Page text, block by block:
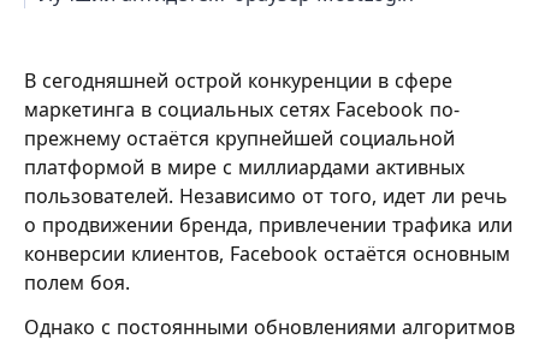
В сегодняшней острой конкуренции в сфере
маркетинга в социальных сетях Facebook по-
прежнему остаётся крупнейшей социальной
платформой в мире с миллиардами активных
пользователей. Независимо от того, идет ли речь
о продвижении бренда, привлечении трафика или
конверсии клиентов, Facebook остаётся основным
полем боя.
Однако с постоянными обновлениями алгоритмов